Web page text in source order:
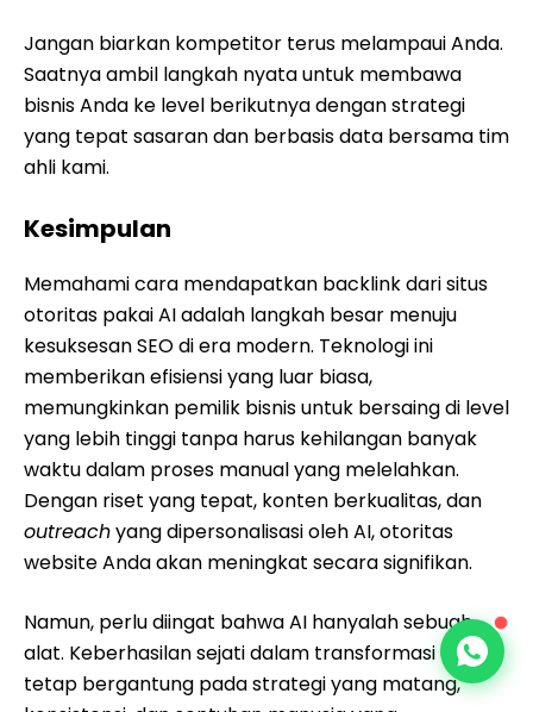
Jangan biarkan kompetitor terus melampaui Anda.
Saatnya ambil langkah nyata untuk membawa
bisnis Anda ke level berikutnya dengan strategi
yang tepat sasaran dan berbasis data bersama tim
ahli kami.
Kesimpulan
Memahami cara mendapatkan backlink dari situs
otoritas pakai AI adalah langkah besar menuju
kesuksesan SEO di era modern. Teknologi ini
memberikan efisiensi yang luar biasa,
memungkinkan pemilik bisnis untuk bersaing di level
yang lebih tinggi tanpa harus kehilangan banyak
waktu dalam proses manual yang melelahkan.
Dengan riset yang tepat, konten berkualitas, dan
outreachyang dipersonalisasi oleh AI, otoritas
website Anda akan meningkat secara signifikan.
Namun, perlu diingat bahwa AI hanyalah sebuah
alat. Keberhasilan sejati dalam transformasi digital
tetap bergantung pada strategi yang matang,